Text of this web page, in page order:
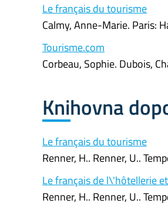
Le français du tourisme
Calmy, Anne-Marie. Paris:
Tourisme.com
Corbeau, Sophie. Dubois,
Knihovna
Le français du tourisme
Renner, H.. Renner, U..
Le français de l\'hôtellerie
Renner, H.. Renner, U..